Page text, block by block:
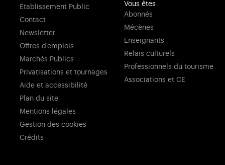
Établissement Public
Contact
Newsletter
Offres d'emplois
Marchés Publics
Privatisations et tournages
Aide et accessibilité
Plan du site
Mentions légales
Gestion des cookies
Crédits
Vous êtes
Abonnés
Mécènes
Enseignants
Relais culturels
Professionnels du tourisme
Associations et CE